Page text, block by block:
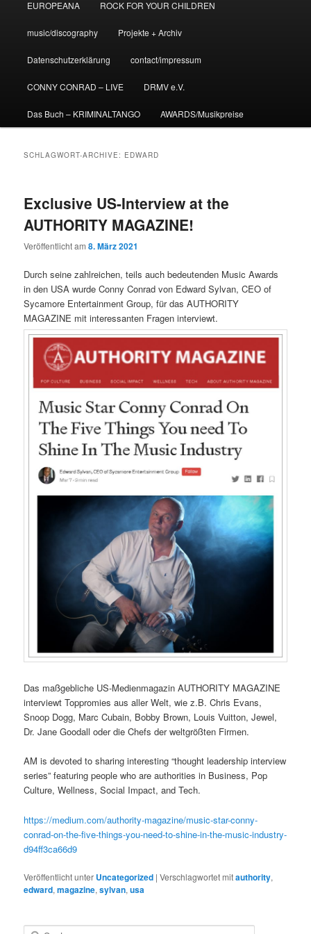
EUROPEANA ROCK FOR YOUR CHILDREN
music/discography Projekte + Archiv
Datenschutzerklärung contact/impressum
CONNY CONRAD – LIVE DRMV e.V.
Das Buch – KRIMINALTANGO AWARDS/Musikpreise
SCHLAGWORT-ARCHIVE: EDWARD
Exclusive US-Interview at the
AUTHORITY MAGAZINE!
Veröffentlicht am8. März 2021
Durch seine zahlreichen, teils auch bedeutenden Music Awards
in den USA wurde Conny Conrad von Edward Sylvan, CEO of
Sycamore Entertainment Group, für das AUTHORITY
MAGAZINE mit interessanten Fragen interviewt.
Das maßgebliche US-Medienmagazin AUTHORITY MAGAZINE
interviewt Toppromies aus aller Welt, wie z.B. Chris Evans,
Snoop Dogg, Marc Cubain, Bobby Brown, Louis Vuitton, Jewel,
Dr. Jane Goodall oder die Chefs der weltgrößten Firmen.
AM is devoted to sharing interesting “thought leadership interview
series” featuring people who are authorities in Business, Pop
Culture, Wellness, Social Impact, and Tech.
https://medium.com/authority-magazine/music-star-conny-
conrad-on-the-five-things-you-need-to-shine-in-the-music-industry-
d94ff3ca66d9
Veröffentlicht unter Uncategorized |Verschlagwortet mitauthority,
edward,magazine,sylvan,usa